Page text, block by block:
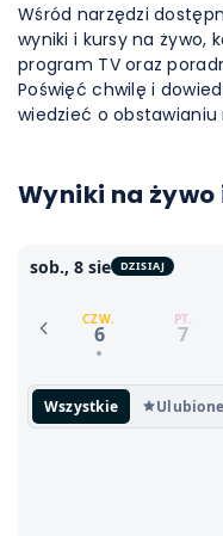
Wśród narzędzi
wyniki i kursy na żywo,
program TV oraz
Poświęć chwilę i
wiedzieć o obstawianiu
Wyniki na
sob., 8 sie DZISIAJ
CZW.
6
PT.
7
Wszystkie Ulubione